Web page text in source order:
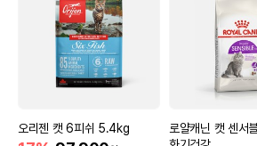
오리젠 캣 6피쉬 5.4kg
로얄캐닌 캣 센서